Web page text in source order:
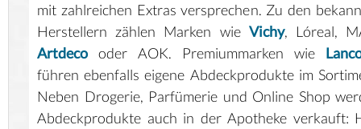
mit zahlreichen Extras versprechen. Zu den
Herstellern zählen Marken wie Vichy, Lóreal,
Artdeco oder AOK. Premiummarken wie
führen ebenfalls eigene Abdeckprodukte im
Neben Drogerie, Parfümerie und Online Shop
Abdeckprodukte auch in der Apotheke verkauft: